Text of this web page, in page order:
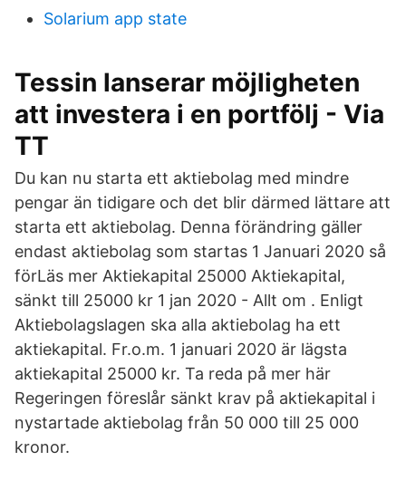
Solarium app state
Tessin lanserar möjligheten
att investera i en portfölj - Via
TT
Du kan nu starta ett aktiebolag med mindre
pengar än tidigare och det blir därmed lättare att
starta ett aktiebolag. Denna förändring gäller
endast aktiebolag som startas 1 Januari 2020 så
förLäs mer Aktiekapital 25000 Aktiekapital,
sänkt till 25000 kr 1 jan 2020 - Allt om . Enligt
Aktiebolagslagen ska alla aktiebolag ha ett
aktiekapital. Fr.o.m. 1 januari 2020 är lägsta
aktiekapital 25000 kr. Ta reda på mer här
Regeringen föreslår sänkt krav på aktiekapital i
nystartade aktiebolag från 50 000 till 25 000
kronor.